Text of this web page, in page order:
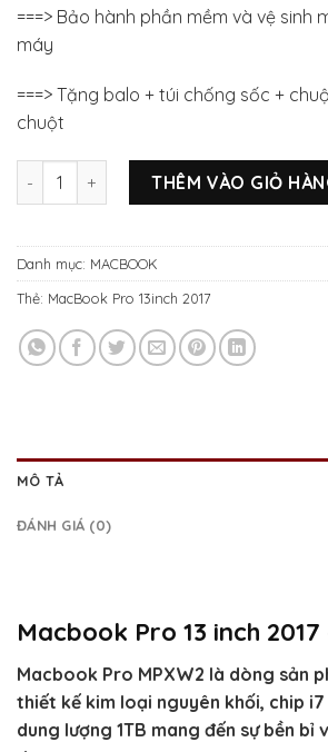
===> Bảo hành phần mềm và vệ sinh
máy
===> Tặng balo + túi chống sốc +
chuột
Macbook Pro 13 inch 2017 Gray
THÊM VÀO GIỎ
Danh mục: MACBOOK
Thẻ: MacBook Pro 13inch 2017
MÔ TẢ
ĐÁNH GIÁ (0)
Macbook Pro 13 inch 2017
Macbook Pro MPXW2 là dòng sản
thiết kế kim loại nguyên khối, chip
dung lượng 1TB mang đến sự bền bỉ